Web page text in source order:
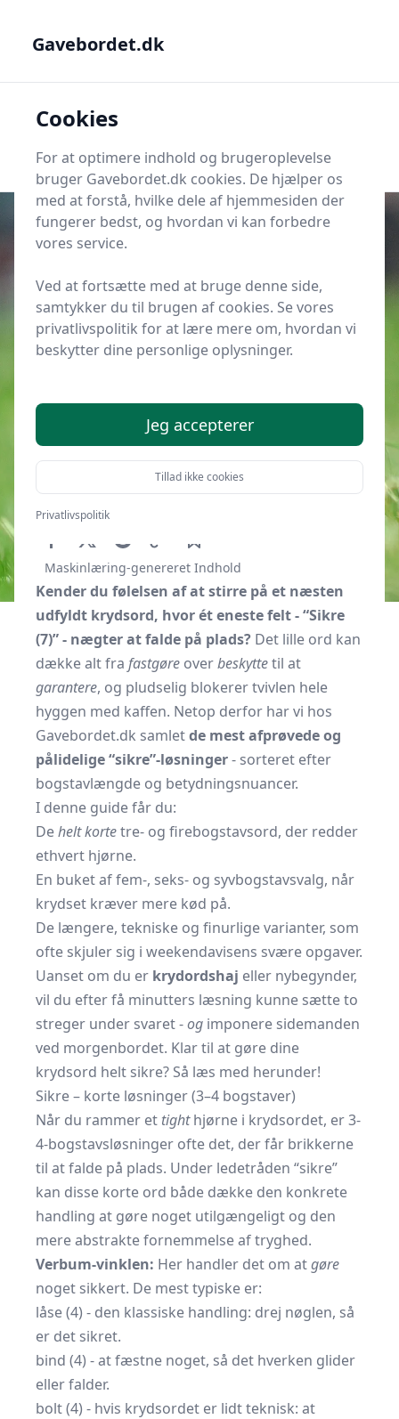
Søg
Sikre i krydsord løsninger
Af Gavebordet.dk
Maskinlæring-genereret Indhold
Kender du følelsen af at stirre på et næsten
udfyldt krydsord, hvor ét eneste felt - “Sikre
(7)” - nægter at falde på plads? Det lille ord kan
dække alt fra fastgøre overbeskyttetil at
garantere, og pludselig blokerer tvivlen hele
hyggen med kaffen. Netop derfor har vi hos
Gavebordet.dk samletde mest afprøvede og
pålidelige “sikre”-løsninger- sorteret efter
bogstavlængde og betydningsnuancer.
I denne guide får du:
Dehelt kortetre- og firebogstavsord, der redder
ethvert hjørne.
En buket af fem-, seks- og syvbogstavsvalg, når
krydset kræver mere kød på.
De længere, tekniske og finurlige varianter, som
ofte skjuler sig i weekendavisens svære opgaver.
Uanset om du er krydordshaj eller nybegynder,
vil du efter få minutters læsning kunne sætte to
streger under svaret -og imponere sidemanden
ved morgenbordet. Klar til at gøre dine
krydsord helt sikre? Så læs med herunder!
Sikre – korte løsninger (3–4 bogstaver)
Når du rammer et tighthjørne i krydsordet, er 3-
4-bogstavsløsninger ofte det, der får brikkerne
til at falde på plads. Under ledetråden “sikre”
kan disse korte ord både dække den konkrete
handling at gøre noget utilgængeligt og den
mere abstrakte fornemmelse af tryghed.
Verbum-vinklen: Her handler det om atgøre
noget sikkert. De mest typiske er:
låse (4) - den klassiske handling: drej nøglen, så
er det sikret.
bind (4) - at fæstne noget, så det hverken glider
eller falder.
bolt (4) - hvis krydsordet er lidt teknisk: at
Gavebordet.dk
Cookies
For at optimere indhold og brugeroplevelse
bruger Gavebordet.dk cookies. De hjælper os
med at forstå, hvilke dele af hjemmesiden der
fungerer bedst, og hvordan vi kan forbedre
vores service.
Ved at fortsætte med at bruge denne side,
samtykker du til brugen af cookies. Se vores
privatlivspolitik for at lære mere om, hvordan vi
beskytter dine personlige oplysninger.
Jeg accepterer
Tillad ikke cookies
Privatlivspolitik